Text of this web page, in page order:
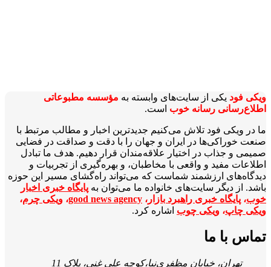
ویکی‌ فود یکی از سایت‌های وابسته به مؤسسه مطبوعاتی
اطلاع‌رسانی رسانه خوب است.
ما در ویکی‌ فود تلاش می‌کنیم جدیدترین اخبار و مطالب مرتبط با
صنعت خوراکی‌ها در ایران و جهان را با دقت و صداقت در فضایی
صمیمی و جذاب در اختیار علاقه‌مندان قرار دهیم. هدف ما تبادل
اطلاعات مفید و واقعی با مخاطبان، و بهره‌گیری از تجربیات و
دیدگاه‌های ارزشمند شماست که می‌تواند راه‌گشای مسیر این حوزه
باشد. از دیگر سایت‌های خانواده ما می‌توان به پایگاه خبری اخبار
خوب، پایگاه خبری راهبرد بازار ، good news agency، ویکی چرم،
ویکی چاپ، ویکی چوب اشاره کرد.
تماس با ما
تهران، خیابان مظفری‌نیا،کوچه علی غنی، پلاک 11